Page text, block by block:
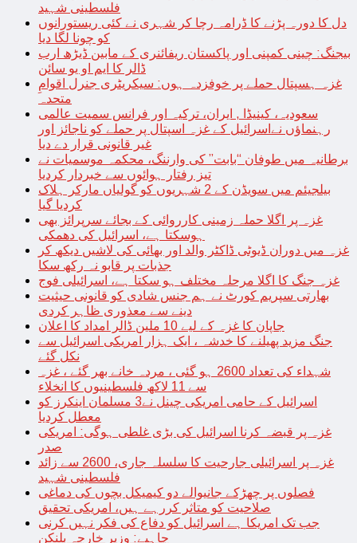
فلسطینی شہید
دل کا دورہ پڑنے کا ڈرامہ رچا کر شہری نے کئی ریستورانوں
کو چونا لگا دیا
بیجنگ: چینی کمپنی اور پاکستان ریفائنری کے مابین ڈیڑھ ارب
ڈالر کا ایم او یو سائن
غزہ ہسپتال حملے پر خوفزدہ ہوں: سیکریٹری جنرل اقوامِ
متحدہ
سعودیہ، کینیڈا , ایران، ترکیہ اور فرانس سمیت عالمی
رہنماؤں نےاسرائیل کے غزہ اسپتال پر حملے کو ناجائز اور
غیر قانونی قرار دے دیا
برطانیہ میں طوفان “بابت” کی وارننگ، محکمہ موسمیات نے
تیز رفتار ہوائوں سے خبردار کردیا
بیلجیئم میں سویڈن کے 2 شہریوں کو گولیاں مارکر ہلاک
کردیا گیا
غزہ پر اگلا حملہ زمینی کارروائی کے بجائے سرپرائز بھی
ہوسکتا ہے، اسرائیل کی دھمکی
غزہ میں دوران ڈیوٹی ڈاکٹر والد اور بھائی کی لاشیں دیکھ کر
جذبات پر قابو نہ رکھ سکا
غزہ جنگ کا اگلا مرحلہ مختلف ہو سکتا ہے، اسرائیلی فوج
بھارتی سپریم کورٹ نے ہم جنس شادی کو قانونی حیثیت
دینے سے معذوری ظاہر کردی
جاپان کا غزہ کے لیے 10 ملین ڈالر امداد کا اعلان
جنگ مزید پھیلنے کا خدشہ ، ایک ہزار امریکی اسرائیل سے
نکل گئے
شہداء کی تعداد 2600 ہو گئی ، مردہ خانے بھر گئے ، غزہ
سے 11 لاکھ فلسطینیوں کا انخلاء
اسرائیل کے حامی امریکی چینل نے3 مسلمان اینکرز کو
معطل کردیا
غزہ پر قبضہ کرنا اسرائیل کی بڑی غلطی ہوگی: امریکی
صدر
غزہ پر اسرائیلی جارحیت کا سلسلہ جاری، 2600 سے زائد
فلسطینی شہید
فصلوں پر چھڑکے جانیوالے دو کیمیکل بچوں کی دماغی
صلاحیت کو متاثر کررہے ہیں، امریکی تحقیق
جب تک امریکا ہے اسرائیل کو دفاع کی فکر نہیں کرنی
چاہیے: وزیر خارجہ بلنکن